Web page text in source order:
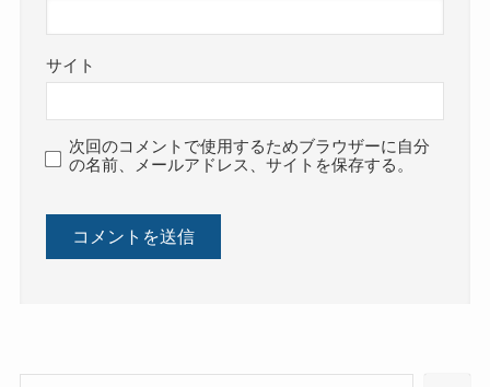
サイト
次回のコメントで使用するためブラウザーに自分
の名前、メールアドレス、サイトを保存する。